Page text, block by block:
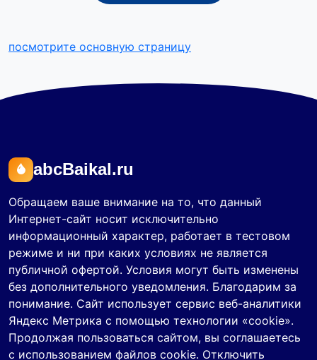
посмотрите основную страницу
abcBaikal.ru
Обращаем ваше внимание на то, что данный
Интернет-сайт носит исключительно
информационный характер, работает в тестовом
режиме и ни при каких условиях не является
публичной офертой. Условия могут быть изменены
без дополнительного уведомления. Благодарим за
понимание. Сайт использует сервис веб-аналитики
Яндекс Метрика с помощью технологии «cookie».
Продолжая пользоваться сайтом, вы соглашаетесь
с использованием файлов cookie. Отключить